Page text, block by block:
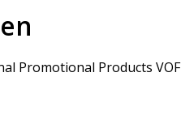
Promotional Products VOF